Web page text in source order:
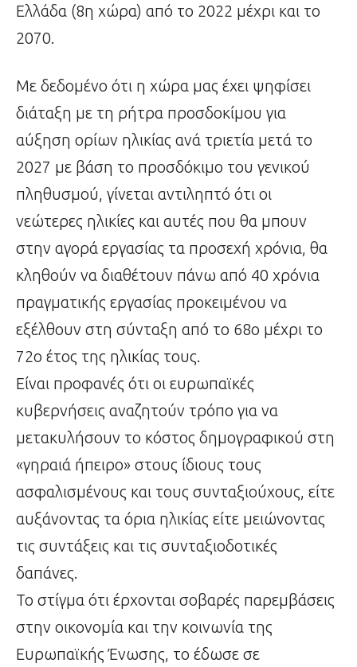
Ελλάδα (8η χώρα) από το 2022 μέχρι και το
2070.
Με δεδομένο ότι η χώρα μας έχει ψηφίσει
διάταξη με τη ρήτρα προσδοκίμου για
αύξηση ορίων ηλικίας ανά τριετία μετά το
2027 με βάση το προσδόκιμο του γενικού
πληθυσμού, γίνεται αντιληπτό ότι οι
νεώτερες ηλικίες και αυτές που θα μπουν
στην αγορά εργασίας τα προσεχή χρόνια, θα
κληθούν να διαθέτουν πάνω από 40 χρόνια
πραγματικής εργασίας προκειμένου να
εξέλθουν στη σύνταξη από το 68ο μέχρι το
72ο έτος της ηλικίας τους.
Είναι προφανές ότι οι ευρωπαϊκές
κυβερνήσεις αναζητούν τρόπο για να
μετακυλήσουν το κόστος δημογραφικού στη
«γηραιά ήπειρο» στους ίδιους τους
ασφαλισμένους και τους συνταξιούχους, είτε
αυξάνοντας τα όρια ηλικίας είτε μειώνοντας
τις συντάξεις και τις συνταξιοδοτικές
δαπάνες.
Το στίγμα ότι έρχονται σοβαρές παρεμβάσεις
στην οικονομία και την κοινωνία της
Ευρωπαϊκής Ένωσης, το έδωσε σε